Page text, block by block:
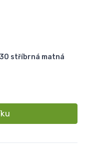
stříbrná matná